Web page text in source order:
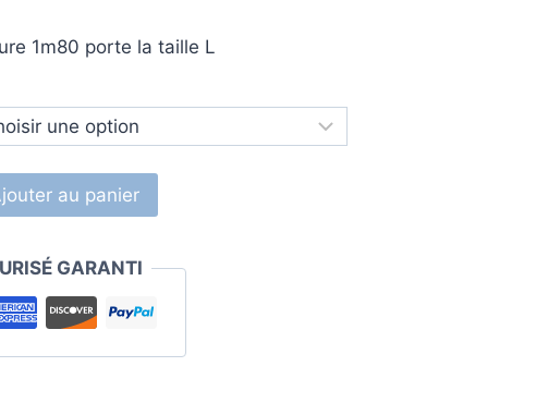
1m80 porte la taille L
au panier
GARANTI